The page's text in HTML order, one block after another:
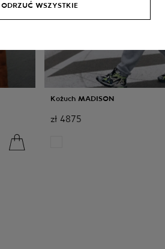
ODRZUĆ WSZYSTKIE
Kożuch MADISON
zł 4875